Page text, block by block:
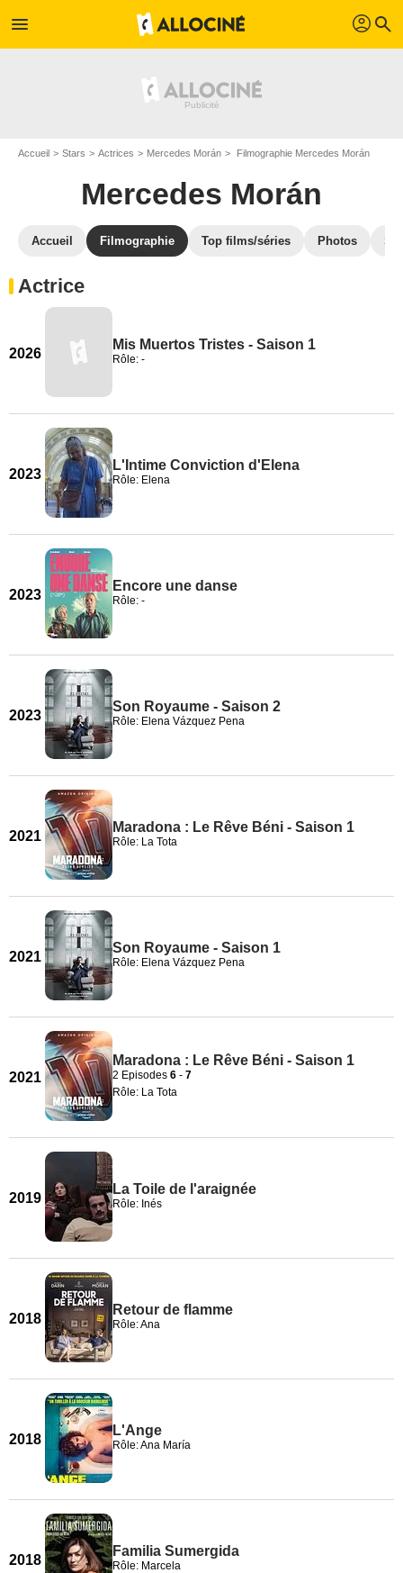
menu profil search
Accueil Stars Actrices Mercedes Morán Filmographie Mercedes Morán
Mercedes Morán
Accueil Filmographie Top films/séries Photos
Actrice
2026
Mis Muertos Tristes - Saison 1
Rôle: -
2023
L'Intime Conviction d'Elena
Rôle: Elena
2023
Encore une danse
Rôle: -
2023
Son Royaume - Saison 2
Rôle: Elena Vázquez Pena
2021
Maradona : Le Rêve Béni - Saison 1
Rôle: La Tota
2021
Son Royaume - Saison 1
Rôle: Elena Vázquez Pena
2021
Maradona : Le Rêve Béni - Saison 1
2 Episodes 6 - 7
Rôle: La Tota
2019
La Toile de l'araignée
Rôle: Inés
2018
Retour de flamme
Rôle: Ana
2018
L'Ange
Rôle: Ana María
2018
Familia Sumergida
Rôle: Marcela